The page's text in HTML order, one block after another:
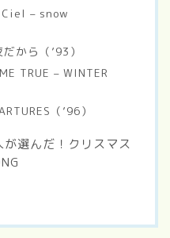
– snow
から（’93）
TRUE – WINTER
（’96）
が選んだ！クリスマス